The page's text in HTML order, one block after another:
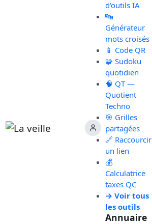
d'outils IA
🔤
Générateur
mots croisés
📱 Code QR
🧩 Sudoku
quotidien
🧠 QT —
Quotient
Techno
🎯 Grilles
partagées
🔗 Raccourcir
un lien
💰
Calculatrice
taxes QC
→ Voir tous
les outils
Annuaire